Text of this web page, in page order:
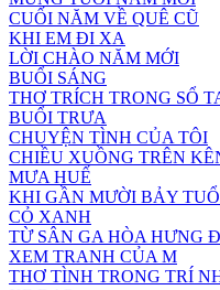
CUỐI NĂM VỀ QUÊ CŨ
KHI EM ĐI XA
LỜI CHÀO NĂM MỚI
BUỔI SÁNG
THƠ TRÍCH TRONG SỔ
BUỔI TRƯA
CHUYỆN TÌNH CỦA TÔI
CHIỀU XUỒNG TRÊN
MƯA HUẾ
KHI GẦN MƯỜI BẢY
CỎ XANH
TỪ SÂN GA HÒA HƯNG
XEM TRANH CỦA M
THƠ TÌNH TRONG TRÍ